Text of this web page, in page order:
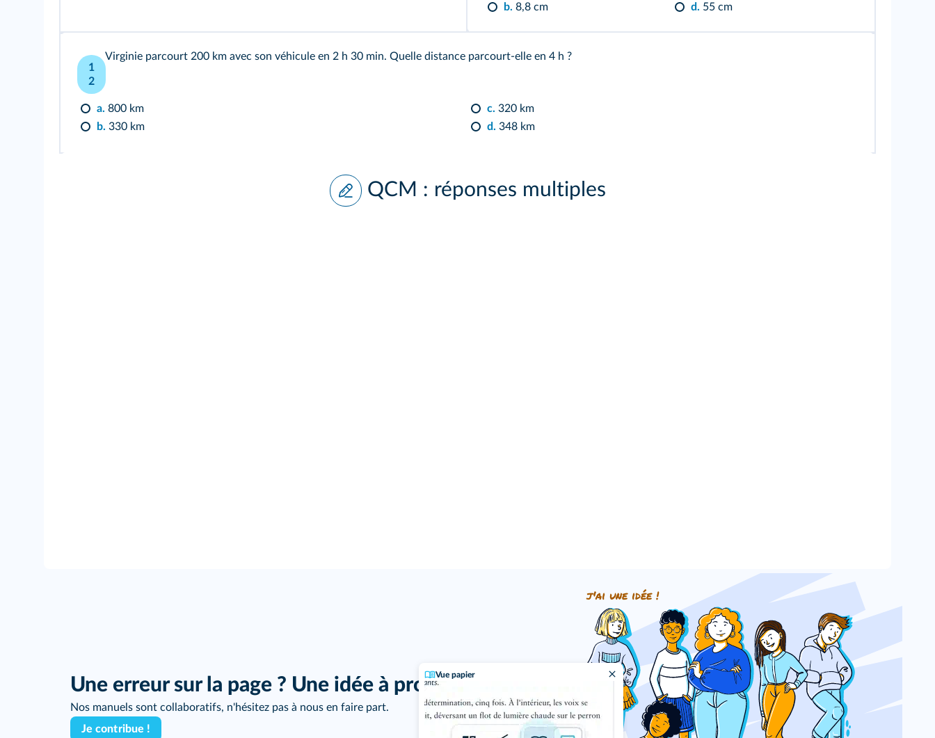
Vue papier
b. 8,8 cm
d. 55 cm
1
2
Virginie parcourt 200 km avec son véhicule en 2 h 30 min. Quelle distance parcourt-elle en 4 h ?
a. 800 km
b. 330 km
c. 320 km
d. 348 km
QCM : réponses multiples
Une erreur sur la page ? Une idée à proposer ?
Nos manuels sont collaboratifs, n'hésitez pas à nous en faire part.
Je contribue !
j'ai une idée !